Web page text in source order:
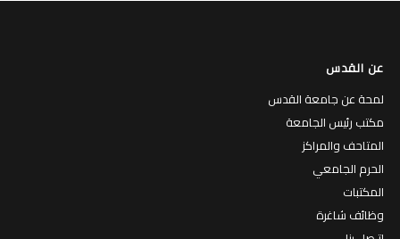
عن القدس
لمحة عن جامعة القدس
مكتب رئيس الجامعة
المتاحف والمراكز
الحرم الجامعي
المكتبات
وظائف شاغرة